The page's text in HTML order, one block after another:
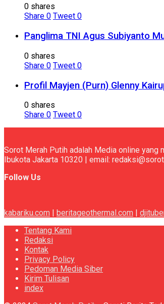
0 shares
Share 0 Tweet 0
Panglima TNI Agus Subiyanto
0 shares
Share 0 Tweet 0
Profil Mayjen (Purn) Glenny
0 shares
Share 0 Tweet 0
Sorot Merah Putih adalah Media online yang
Ibukota Jakarta 10320 | email:
Follow Us
kabariku.com beritageothermal.com
Tentang Kami
Redaksi
Kontak
Privacy Policy
Pedoman Media Siber
Kirim Tulisan
index